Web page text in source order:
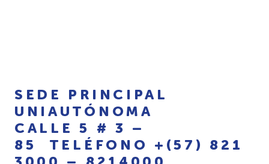
SEDE PRINCIPAL
UNIAUTÓNOMA
CALLE 5 # 3 –
85 TELÉFONO +(57) 821